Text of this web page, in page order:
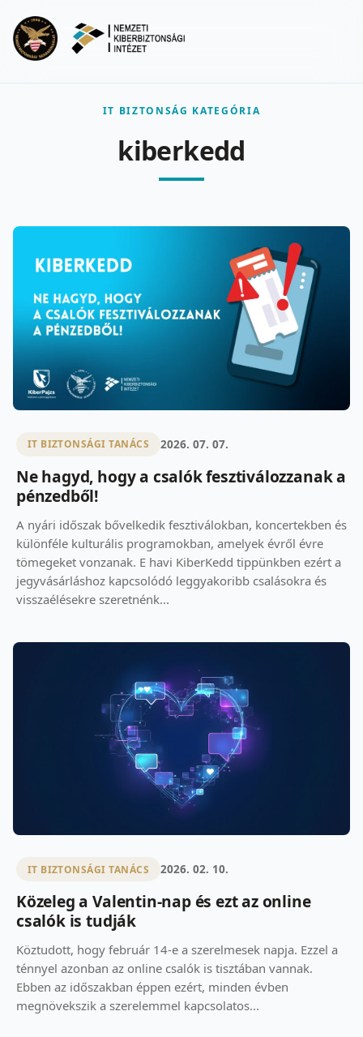
IT BIZTONSÁG KATEGÓRIA
kiberkedd
IT BIZTONSÁGI TANÁCS 2026. 07. 07.
Ne hagyd, hogy a csalók fesztiválozzanak a
pénzedből!
A nyári időszak bővelkedik fesztiválokban, koncertekben és
különféle kulturális programokban, amelyek évről évre
tömegeket vonzanak. E havi KiberKedd tippünkben ezért a
jegyvásárláshoz kapcsolódó leggyakoribb csalásokra és
visszaélésekre szeretnénk...
IT BIZTONSÁGI TANÁCS 2026. 02. 10.
Közeleg a Valentin-nap és ezt az online
csalók is tudják
Köztudott, hogy február 14-e a szerelmesek napja. Ezzel a
ténnyel azonban az online csalók is tisztában vannak.
Ebben az időszakban éppen ezért, minden évben
megnövekszik a szerelemmel kapcsolatos...